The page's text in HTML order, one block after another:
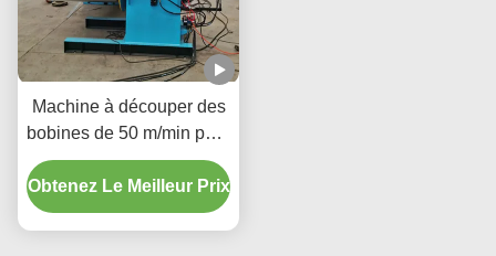
Machine à découper des
bobines de 50 m/min pour
la production de
composants métalliques
de précision
Obtenez Le Meilleur Prix